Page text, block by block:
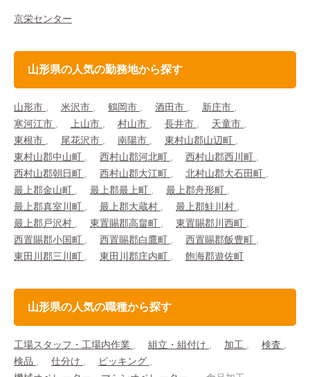
京栄センター
山形県の人気の勤務地から探す
山形市 米沢市 鶴岡市 酒田市
新庄市
寒河江市
上山市 村山市 長井市
天童市
東根市
尾花沢市 南陽市
東村山郡山辺町
東村山郡中山町
西村山郡河北町
西村山郡西川町
西村山郡朝日町
西村山郡大江町
北村山郡大石田町
最上郡金山町
最上郡最上町
最上郡舟形町
最上郡真室川町
最上郡大蔵村
最上郡鮭川村
最上郡戸沢村
東置賜郡高畠町
東置賜郡川西町
西置賜郡小国町
西置賜郡白鷹町
西置賜郡飯豊町
東田川郡三川町
東田川郡庄内町 飽海郡遊佐町
山形県の人気の職種から探す
工場スタッフ・工場内作業 組立・組付け 加工
検査
検品
仕分け
ピッキング